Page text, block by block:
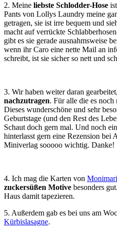
2. Meine liebste Schlodder-Hose
Pants von Lollys Laundry meine
getragen, sie ist irre bequem und
macht auf verrückte
gibt es sie gerade ausnahmsweise
wenn ihr Caro eine nette Mail an
schreibt, ist sie sicher so nett und
3. Wir haben weiter daran gearbeitet,
nachzutragen. Für alle die es
Dieses wunderschöne und sehr
Geburtstage (und den Rest des
Schaut doch gern mal. Und noch
hinterlasst gern eine Rezension bei
Miniverlag sooooo wichtig. Danke!
4. Ich mag die Karten von Monimari
zuckersüßen Motive besonders
Haus damit tapezieren.
5. Außerdem gab es bei uns am
Kürbislasagne.